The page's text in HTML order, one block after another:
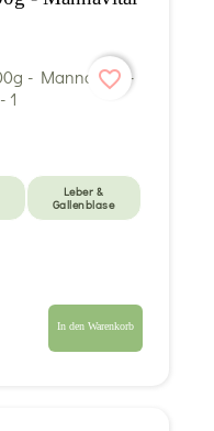
Leber &
Gallenblase
In den Warenkorb
favorite_border